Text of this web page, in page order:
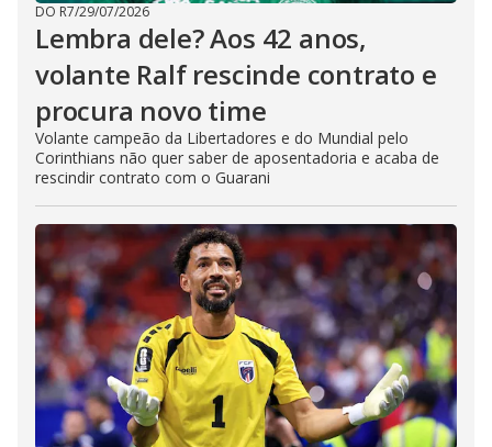
DO R7/29/07/2026
Lembra dele? Aos 42 anos,
volante Ralf rescinde contrato e
procura novo time
Volante campeão da Libertadores e do Mundial pelo
Corinthians não quer saber de aposentadoria e acaba de
rescindir contrato com o Guarani